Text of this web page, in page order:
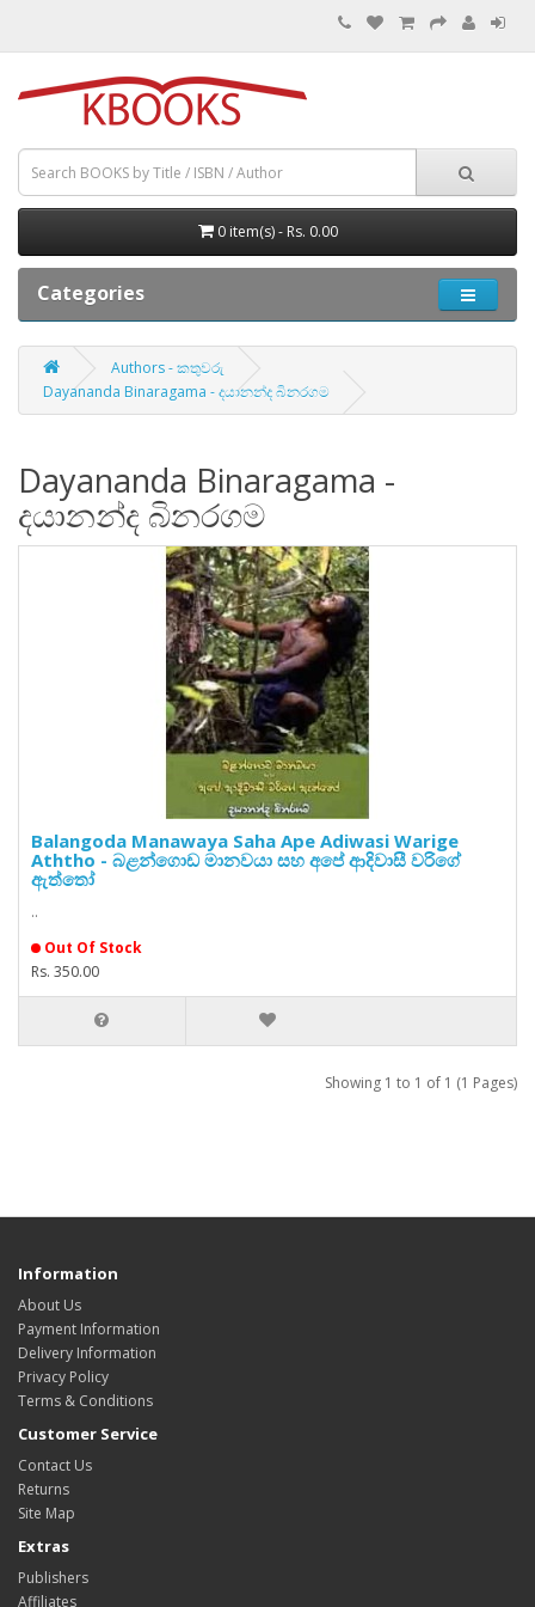
0 item(s) - Rs. 0.00
Categories
Authors - කතුවරු
Dayananda Binaragama - දයානන්ද බිනරගම
Dayananda Binaragama -
දයානන්ද බිනරගම
Balangoda Manawaya Saha Ape Adiwasi Warige
Aththo - බළන්ගොඩ මානවයා සහ අපේ ආදිවාසී වරිගේ
ඇත්තෝ
..
Out Of Stock
Rs. 350.00
Showing 1 to 1 of 1 (1 Pages)
Information
About Us
Payment Information
Delivery Information
Privacy Policy
Terms & Conditions
Customer Service
Contact Us
Returns
Site Map
Extras
Publishers
Affiliates